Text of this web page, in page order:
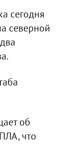
сегодня
северной
об
что